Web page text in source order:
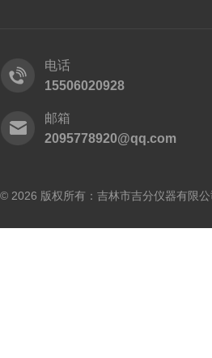
电话
15506020928
邮箱
2095778920@qq.com
© 2026 版权所有：吉林市吉分仪器有限